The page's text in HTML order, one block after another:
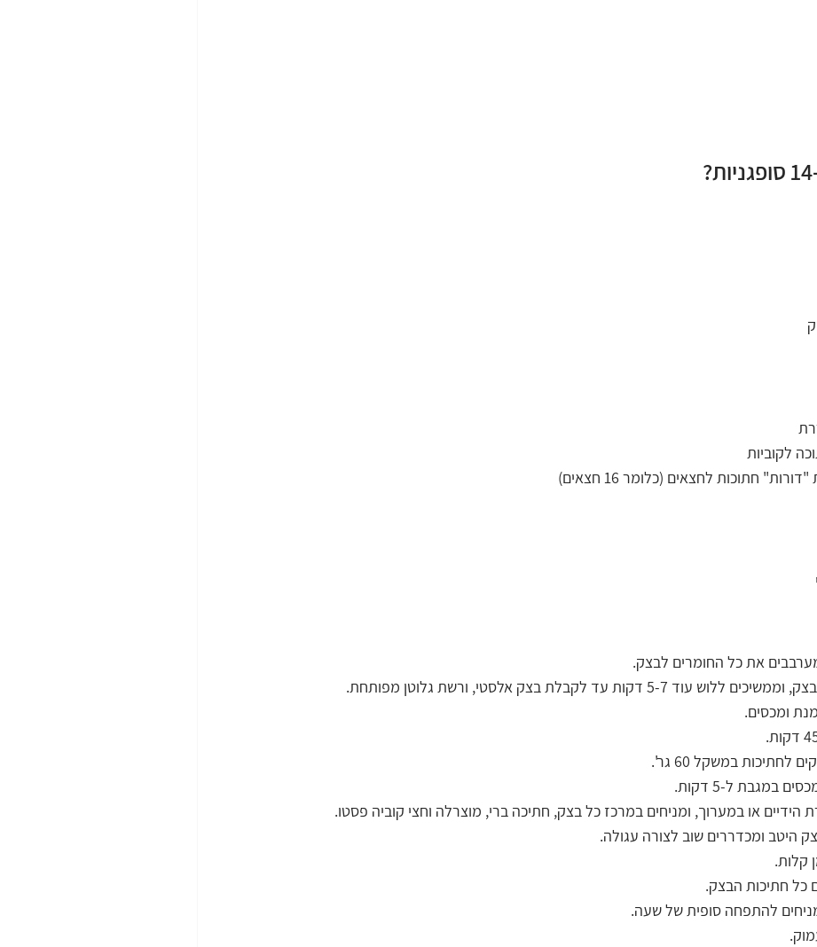
את כל החומרים לבצק.
דקות עד לקבלת בצק אלסטי, ורשת גלוטן מפותחת.
ומכסים.
במשקל 60 גר'.
במגבת ל-5 דקות.
הידיים או במערוך, ומניחים במרכז כל בצק, חתיכה ברי, מוצרלה וחצי קוביה פסטו.
היטב ומכדררים שוב לצורה עגולה.
קלות.
כל חתיכות הבצק.
להתפחה סופית של שעה.